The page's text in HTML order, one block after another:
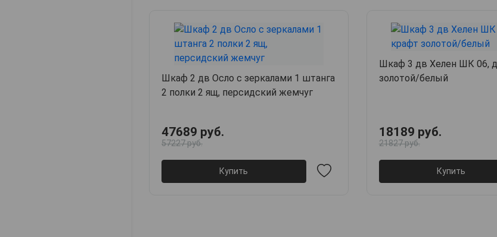
Шкаф 2 дв Осло с зеркалами 1 штанга
2 полки 2 ящ, персидский жемчуг
47689 руб.
57227 руб.
Купить
Шкаф 3 дв Хелен ШК 06,
золотой/белый
18189 руб.
21827 руб.
Купить